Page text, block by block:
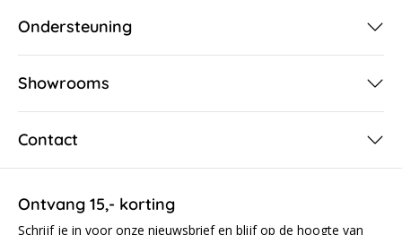
Ondersteuning
Showrooms
Contact
Ontvang 15,- korting
Schrijf je in voor onze nieuwsbrief en blijf op de hoogte van